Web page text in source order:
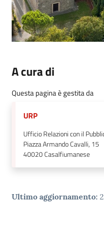
A cura di
Questa pagina è gestita da
URP
Ufficio Relazioni con il
Piazza Armando Cavalli, 15
40020Casalfiumanese
Ultimo aggiornamento: